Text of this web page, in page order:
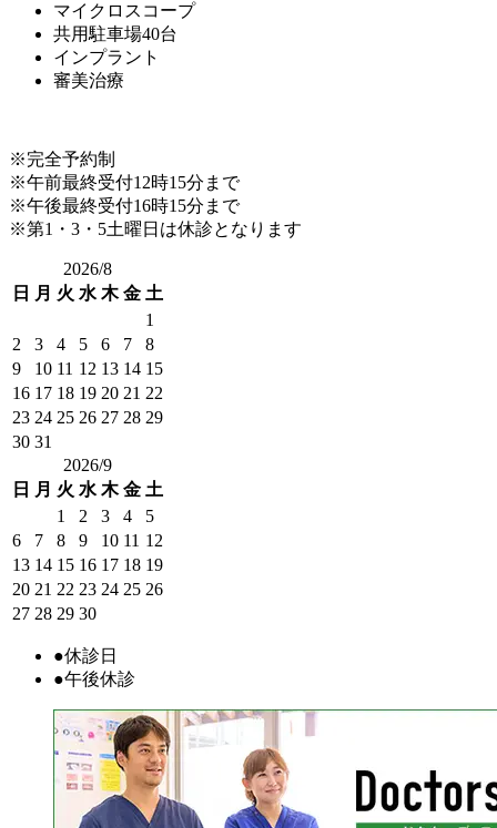
マイクロスコープ
共用駐車場40台
インプラント
審美治療
※完全予約制
※午前最終受付12時15分まで
※午後最終受付16時15分まで
※第1・3・5土曜日は休診となります
2026/8
日 月 火 水 木 金 土
1
2
3 4 5 6 7
8
9
10 11 12 13 14 15
16 17 18 19 20 21 22
23 24 25 26 27 28 29
30 31
2026/9
日 月 火 水 木 金 土
1
2 3 4
5
6
7 8 9 10 11 12
13 14 15 16 17 18 19
20 21 22 23 24 25 26
27 28 29 30
●休診日
●午後休診